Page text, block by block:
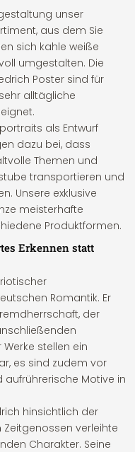
unser
aus dem Sie
sich kahle weiße
umgestalten. Die
Poster sind für
alltägliche
als Entwurf
dazu bei, dass
Themen und
transportieren und
Unsere exklusive
meisterhafte
Produktformen.
Erkennen statt
Romantik. Er
der
stellen ein
es sind zudem vor
Motive in
hinsichtlich der
verleihte
Charakter. Seine